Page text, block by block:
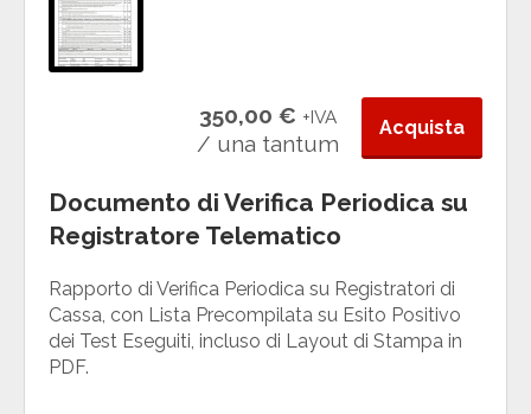
350,00 € +IVA
/ una tantum
Acquista
Documento di Verifica Periodica su
Registratore Telematico
Rapporto di Verifica Periodica su Registratori di
Cassa, con Lista Precompilata su Esito Positivo
dei Test Eseguiti, incluso di Layout di Stampa in
PDF.